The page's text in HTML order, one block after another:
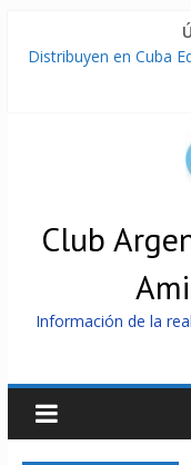
Distribuyen en Cuba
La ONU condena
Cuba alerta sobre
Nuevas sanciones de
cooperación militar
Brutal represión
venda la patria
Club
Información de la